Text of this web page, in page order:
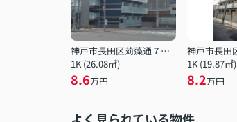
神戸市長田区苅藻通７丁目
1K (26.08㎡)
8.6万円
1K (19.87㎡)
8.2万円